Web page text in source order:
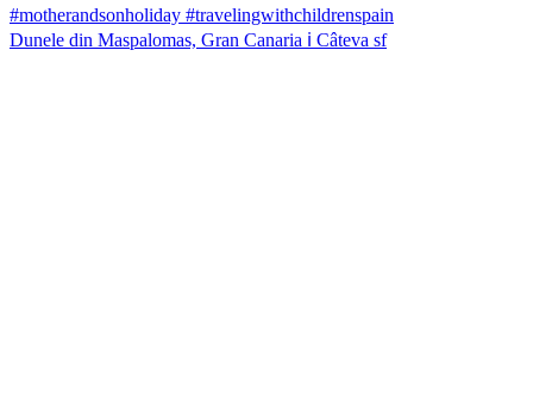
Dunele din Maspalomas, Gran Canaria ℹ️ Câteva sf